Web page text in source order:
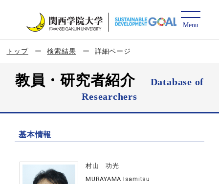
トップ 検索結果 詳細ページ
教員・研究者紹介
Database of
Researchers
基本情報
村山 功光
MURAYAMA Isamitsu